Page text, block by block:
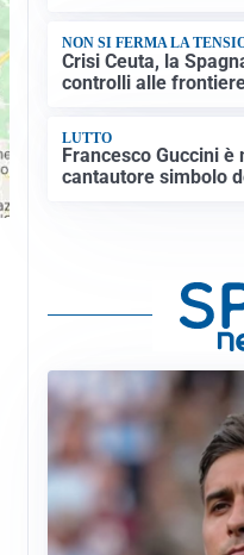
NON SI FERMA LA
Crisi Ceuta, la
controlli alle
LUTTO
Francesco Guccini
cantautore simbolo